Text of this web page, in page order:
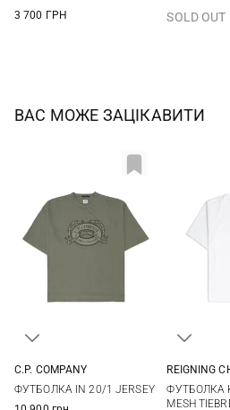
3 700 ГРН
SOLD OUT
ВАС МОЖЕ ЗАЦІКАВИТИ
C.P. COMPANY
ФУТБОЛКА IN 20/1 JERSEY
REIGNING
ФУТБОЛКА
MESH